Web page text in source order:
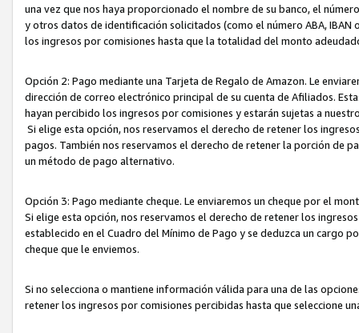
una vez que nos haya proporcionado el nombre de su banco, el
y otros datos de identificación solicitados (como el número ABA,
los ingresos por comisiones hasta que la totalidad del monto
Opción 2: Pago mediante una Tarjeta de Regalo de Amazon. Le
dirección de correo electrónico principal de su cuenta de Afiliados.
hayan percibido los ingresos por comisiones y estarán sujetas a
Si elige esta opción, nos reservamos el derecho de retener los
pagos. También nos reservamos el derecho de retener la porción de
un método de pago alternativo.
Opción 3: Pago mediante cheque. Le enviaremos un cheque por el
Si elige esta opción, nos reservamos el derecho de retener los
establecido en el Cuadro del Mínimo de Pago y se deduzca un cargo
cheque que le enviemos.
Si no selecciona o mantiene información válida para una de las
retener los ingresos por comisiones percibidas hasta que seleccione